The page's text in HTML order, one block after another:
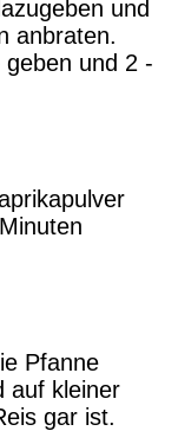
und
anbraten.
und 2 -
Pfanne
auf kleiner
gar ist.